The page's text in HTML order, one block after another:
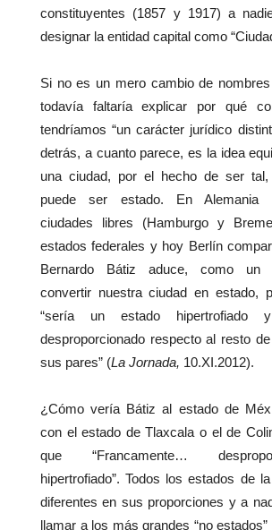
constituyentes (1857 y 1917) a
designar la entidad capital como
Si no es un mero cambio de
todavía faltaría explicar por qué
tendríamos “un carácter jurídico
detrás, a cuanto parece, es la idea
una ciudad, por el hecho de ser
puede ser estado. En Alemania
ciudades libres (Hamburgo y
estados federales y hoy Berlín
Bernardo Bátiz aduce, como un
convertir nuestra ciudad en estado,
“sería un estado hipertrofiado y
desproporcionado respecto al resto
sus pares” (La Jornada, 10.XI.2012).
¿Cómo vería Bátiz al estado de
con el estado de Tlaxcala o el de
que “Francamente…
hipertrofiado”. Todos los estados de
diferentes en sus proporciones y a
llamar a los más grandes “no